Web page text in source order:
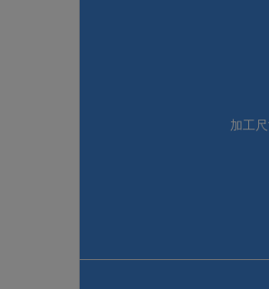
加工